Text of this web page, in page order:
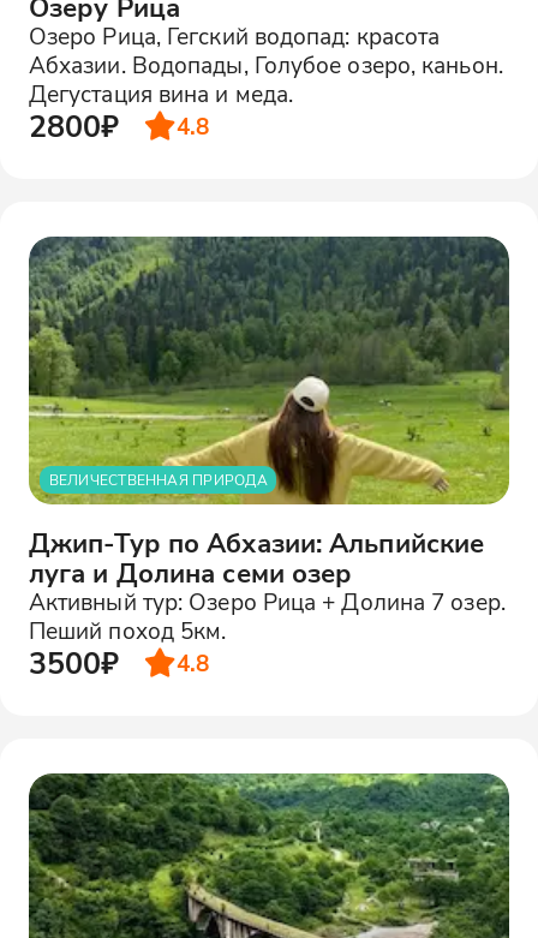
Озеро Рица, Гегский водопад: красота
Абхазии. Водопады, Голубое озеро, каньон.
Дегустация вина и меда.
2800₽ 4.8
ВЕЛИЧЕСТВЕННАЯ ПРИРОДА
Джип-Тур по Абхазии: Альпийские
луга и Долина семи озер
Активный тур: Озеро Рица + Долина 7 озер.
Пеший поход 5км.
3500₽ 4.8